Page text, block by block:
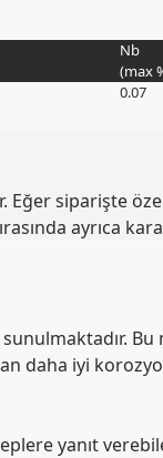
Nb
(max
0.07
Eğer siparişte
ayrıca
daha iyi
yanıt